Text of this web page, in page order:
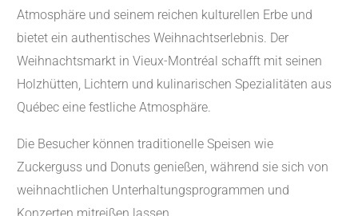
Atmosphäre und seinem reichen kulturellen Erbe und
bietet ein authentisches Weihnachtserlebnis. Der
Weihnachtsmarkt in Vieux-Montréal schafft mit seinen
Holzhütten, Lichtern und kulinarischen Spezialitäten aus
Québec eine festliche Atmosphäre.
Die Besucher können traditionelle Speisen wie
Zuckerguss und Donuts genießen, während sie sich von
weihnachtlichen Unterhaltungsprogrammen und
Konzerten mitreißen lassen.